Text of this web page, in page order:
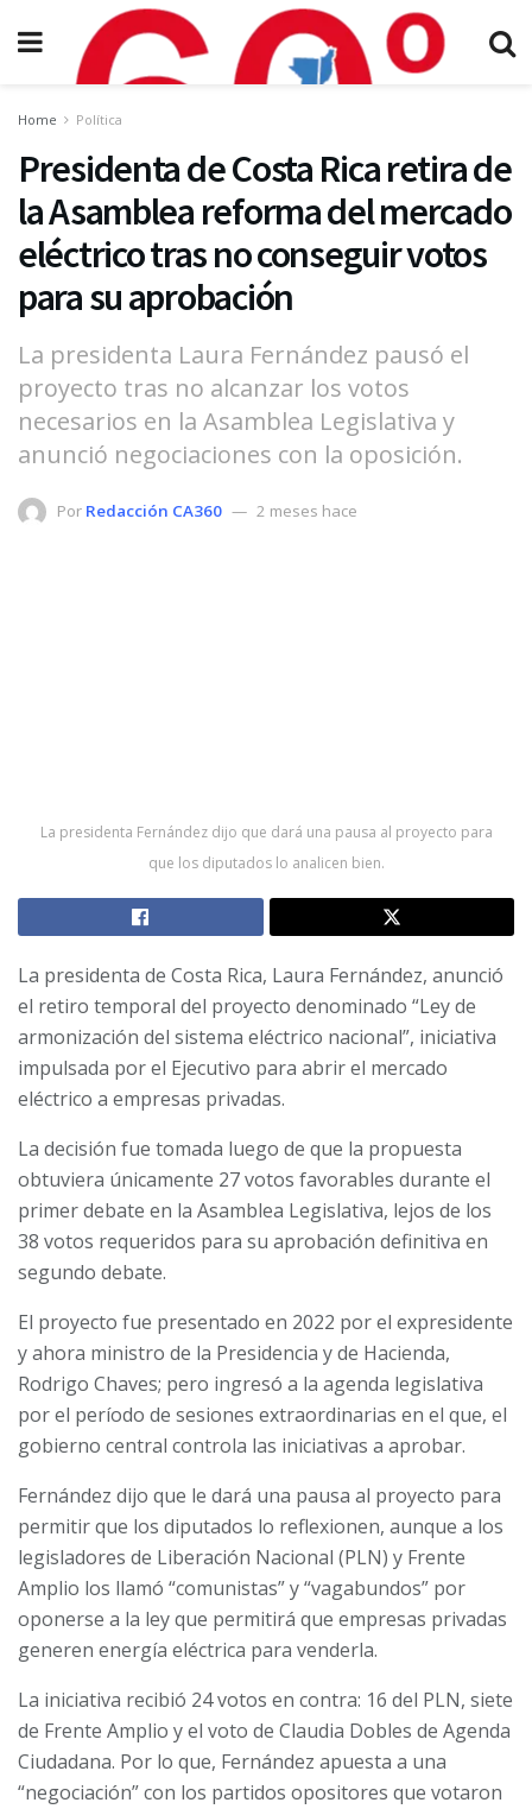
Home Política
Presidenta de Costa Rica retira de
la Asamblea reforma del mercado
eléctrico tras no conseguir votos
para su aprobación
La presidenta Laura Fernández pausó el
proyecto tras no alcanzar los votos
necesarios en la Asamblea Legislativa y
anunció negociaciones con la oposición.
Por Redacción CA360 2 meses hace
La presidenta Fernández dijo que dará una pausa al proyecto para
que los diputados lo analicen bien.
La presidenta de Costa Rica, Laura Fernández, anunció
el retiro temporal del proyecto denominado “Ley de
armonización del sistema eléctrico nacional”, iniciativa
impulsada por el Ejecutivo para abrir el mercado
eléctrico a empresas privadas.
La decisión fue tomada luego de que la propuesta
obtuviera únicamente 27 votos favorables durante el
primer debate en la Asamblea Legislativa, lejos de los
38 votos requeridos para su aprobación definitiva en
segundo debate.
El proyecto fue presentado en 2022 por el expresidente
y ahora ministro de la Presidencia y de Hacienda,
Rodrigo Chaves; pero ingresó a la agenda legislativa
por el período de sesiones extraordinarias en el que, el
gobierno central controla las iniciativas a aprobar.
Fernández dijo que le dará una pausa al proyecto para
permitir que los diputados lo reflexionen, aunque a los
legisladores de Liberación Nacional (PLN) y Frente
Amplio los llamó “comunistas” y “vagabundos” por
oponerse a la ley que permitirá que empresas privadas
generen energía eléctrica para venderla.
La iniciativa recibió 24 votos en contra: 16 del PLN, siete
de Frente Amplio y el voto de Claudia Dobles de Agenda
Ciudadana. Por lo que, Fernández apuesta a una
“negociación” con los partidos opositores que votaron